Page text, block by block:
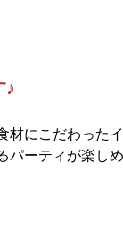
にこだわった
ーティが楽しめ